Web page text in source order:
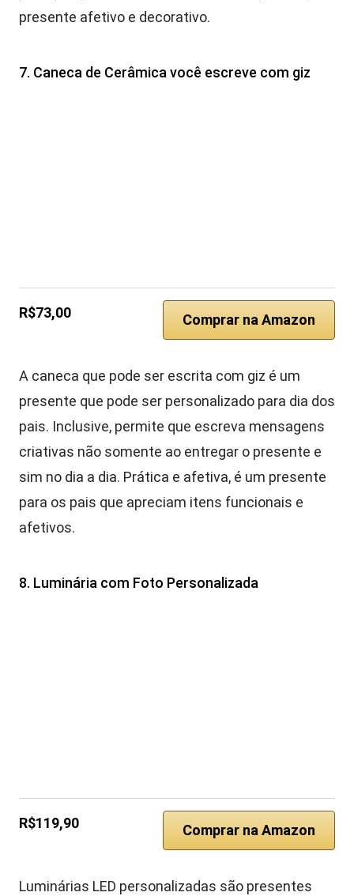
presente afetivo e decorativo.
7. Caneca de Cerâmica você escreve com giz
R$73,00 Comprar na Amazon
A caneca que pode ser escrita com giz é um
presente que pode ser personalizado para dia dos
pais. Inclusive, permite que escreva mensagens
criativas não somente ao entregar o presente e
sim no dia a dia. Prática e afetiva, é um presente
para os pais que apreciam itens funcionais e
afetivos.
8. Luminária com Foto Personalizada
R$119,90 Comprar na Amazon
Luminárias LED personalizadas são presentes